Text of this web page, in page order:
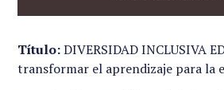
Título:DIVERSIDAD INCLUSIVA
transformar el aprendizaje para la